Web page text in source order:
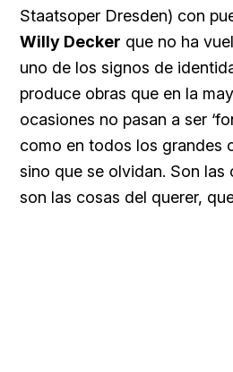
Staatsoper Dresden) con
Willy Decker que no ha
uno de los signos de
produce obras que en la
ocasiones no pasan a ser
como en todos los grandes
sino que se olvidan. Son las
son las cosas del querer,